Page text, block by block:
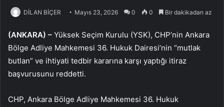
DİLAN BİÇER Mayıs 23, 2026 0 0 Bir dakikadan az
(ANKARA) – Yüksek Seçim Kurulu (YSK), CHP’nin Ankara
Bölge Adliye Mahkemesi 36. Hukuk Dairesi’nin “mutlak
butlan” ve ihtiyati tedbir kararına karşı yaptığı itiraz
başvurusunu reddetti.
CHP, Ankara Bölge Adliye Mahkemesi 36. Hukuk